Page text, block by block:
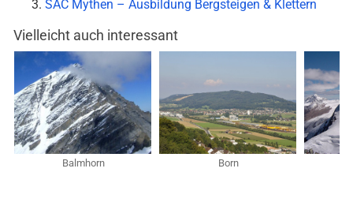
SAC Mythen – Ausbildung Bergsteigen & Klettern
Vielleicht auch interessant
Balmhorn Born